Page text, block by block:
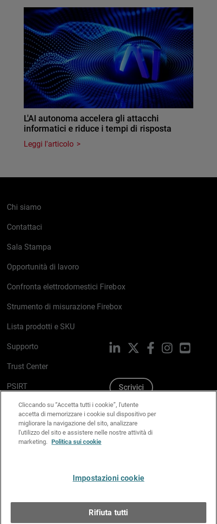
L'AI autonoma accelera gli attacchi
informatici e riduce i tempi di risposta
Leggi l'articolo
Chi siamo
Contattaci
Sala Stampa
Opportunità di lavoro
Confronta elettrodomestici Firebox
Strumento di misurazione Firebox
Lista prodotti e SKU
Supporto
Trust Center
PSIRT
Politica sui cookie
Informativa sulla privacy
Kit Media & Brand
LinkedIn FacebookInstagram
Scrivici
Cliccando su “Accetta tutti i cookie”, l'utente
accetta di memorizzare i cookie sul dispositivo per
migliorare la navigazione del sito, analizzare
l'utilizzo del sito e assistere nelle nostre attività di
marketing. Politica sui cookie
Impostazioni cookie
Rifiuta tutti